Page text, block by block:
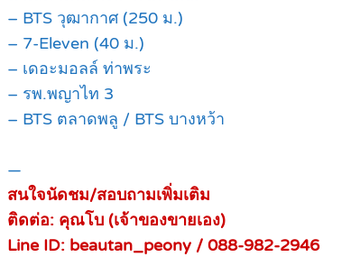
– BTS วุฒากาศ (250 ม.)
– 7-Eleven (40 ม.)
– เดอะมอลล์ ท่าพระ
– รพ.พญาไท 3
– BTS ตลาดพลู / BTS บางหว้า
—
สนใจนัดชม/สอบถามเพิ่มเติม
ติดต่อ: คุณโบ (เจ้าของขายเอง)
Line ID: beautan_peony / 088-982-2946